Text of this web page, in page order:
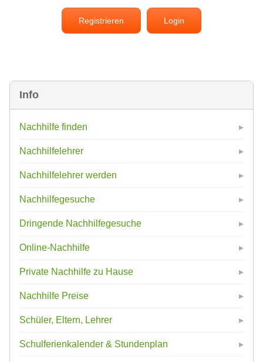
Info
Nachhilfe finden
Nachhilfelehrer
Nachhilfelehrer werden
Nachhilfegesuche
Dringende Nachhilfegesuche
Online-Nachhilfe
Private Nachhilfe zu Hause
Nachhilfe Preise
Schüler, Eltern, Lehrer
Schulferienkalender & Stundenplan
Registrieren Login